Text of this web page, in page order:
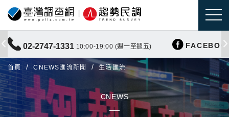
02-2747-1331 10:00-19:00 (週一至週五)
首頁 CNEWS匯流新聞 生活匯流
CNEWS